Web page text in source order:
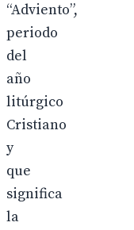
“Adviento”,
periodo
del
año
litúrgico
Cristiano
y
que
significa
la